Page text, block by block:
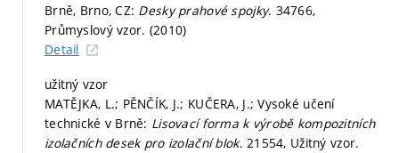
Brně, Brno, CZ: Desky prahové spojky. 34766,
Průmyslový vzor. (2010)
Detail
užitný vzor
MATĚJKA, L.; PĚNČÍK, J.; KUČERA, J.; Vysoké učení
technické v Brně: Lisovací forma k výrobě kompozitních
izolačních desek pro izolační blok. 21554, Užitný vzor.